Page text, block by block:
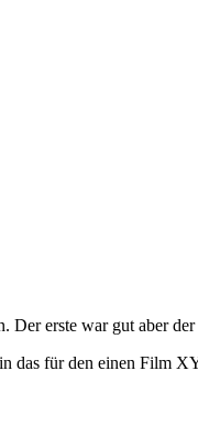
Der erste war gut aber
das für den einen Film